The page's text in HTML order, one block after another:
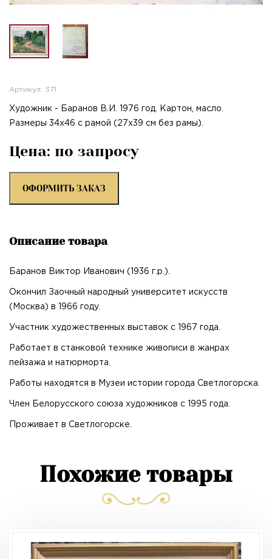
Артикул: 371
Художник - Баранов В.И. 1976 год. Картон, масло.
Размеры 34х46 с рамой (27х39 см без рамы).
Цена: по запросу
ОФОРМИТЬ ЗАКАЗ
Описание товара
Баранов Виктор Иванович (1936 г.р.).
Окончил Заочный народный университет искусств
(Москва) в 1966 году.
Участник художественных выставок с 1967 года.
Работает в станковой технике живописи в жанрах
пейзажа и натюрморта.
Работы находятся в Музеи истории города Светлогорска.
Член Белорусского союза художников с 1995 года.
Проживает в Светлогорске.
Похожие товары